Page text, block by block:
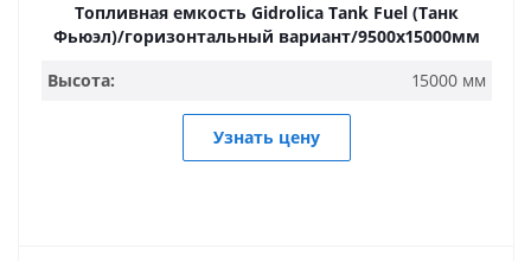
Топливная емкость Gidrolica Tank Fuel (Танк
Фьюэл)/горизонтальный вариант/9500х15000мм
Высота:
15000 мм
Узнать цену